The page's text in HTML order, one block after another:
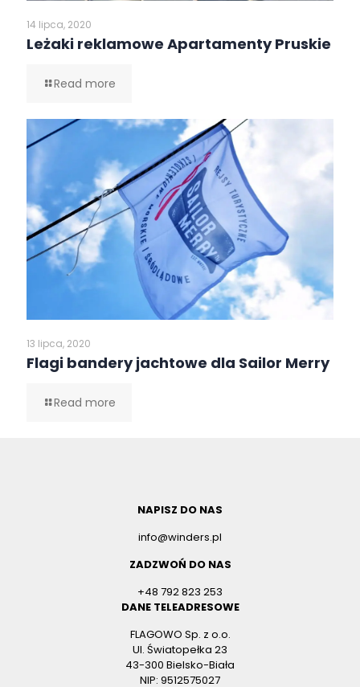
14 lipca, 2020
Leżaki reklamowe Apartamenty Pruskie
Read more
13 lipca, 2020
Flagi bandery jachtowe dla Sailor Merry
Read more
NAPISZ DO NAS
info@winders.pl
ZADZWOŃ DO NAS
+48 792 823 253
DANE TELEADRESOWE
FLAGOWO Sp. z o.o.
Ul. Światopełka 23
43-300 Bielsko-Biała
NIP: 9512575027